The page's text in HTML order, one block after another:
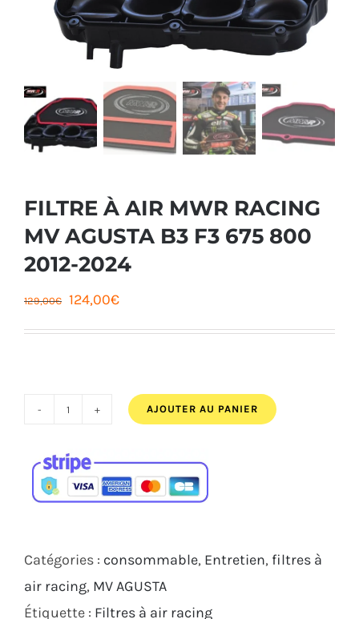
FILTRE À AIR MWR RACING
MV AGUSTA B3 F3 675 800
2012-2024
129,00€ Le
124,00€Le
124,00€.
quantité
FILTRE
À
AJOUTER AU PANIER
Catégories : consommable Entretien filtres à
air racing MV AGUSTA
Étiquette : Filtres à air racing